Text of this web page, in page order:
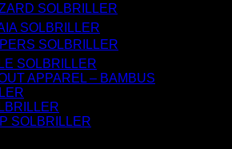
SOLBRILLER
SOLBRILLER
SOLBRILLER
SOLBRILLER
APPAREL – BAMBUS
SOLBRILLER